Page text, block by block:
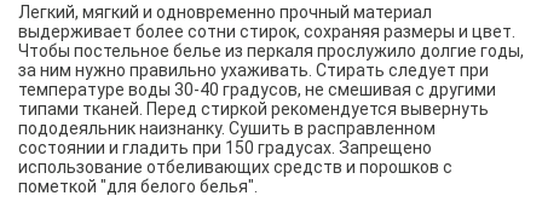
Легкий, мягкий и одновременно прочный материал
выдерживает более сотни стирок, сохраняя размеры и цвет.
Чтобы постельное белье из перкаля прослужило долгие годы,
за ним нужно правильно ухаживать. Стирать следует при
температуре воды 30-40 градусов, не смешивая с другими
типами тканей. Перед стиркой рекомендуется вывернуть
пододеяльник наизнанку. Сушить в расправленном
состоянии и гладить при 150 градусах. Запрещено
использование отбеливающих средств и порошков с
пометкой "для белого белья".